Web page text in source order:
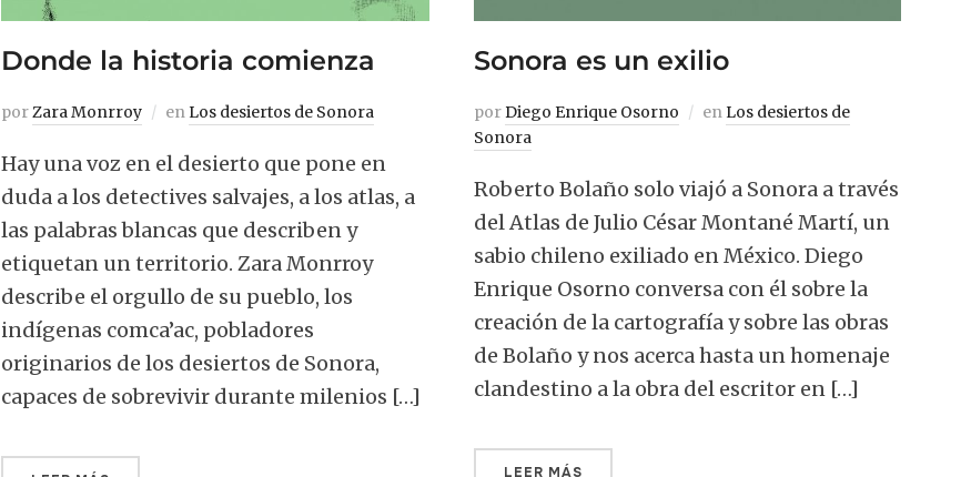
Donde la historia comienza
porZara Monrroy enLos desiertos de Sonora
Hay una voz en el desierto que pone en
duda a los detectives salvajes, a los atlas, a
las palabras blancas que describen y
etiquetan un territorio. Zara Monrroy
describe el orgullo de su pueblo, los
indígenas comca’ac, pobladores
originarios de los desiertos de Sonora,
capaces de sobrevivir durante milenios […]
Sonora es un exilio
porDiego Enrique Osorno enLos desiertos de
Sonora
Roberto Bolaño solo viajó a Sonora a través
del Atlas de Julio César Montané Martí, un
sabio chileno exiliado en México. Diego
Enrique Osorno conversa con él sobre la
creación de la cartografía y sobre las obras
de Bolaño y nos acerca hasta un homenaje
clandestino a la obra del escritor en […]
LEER MÁS